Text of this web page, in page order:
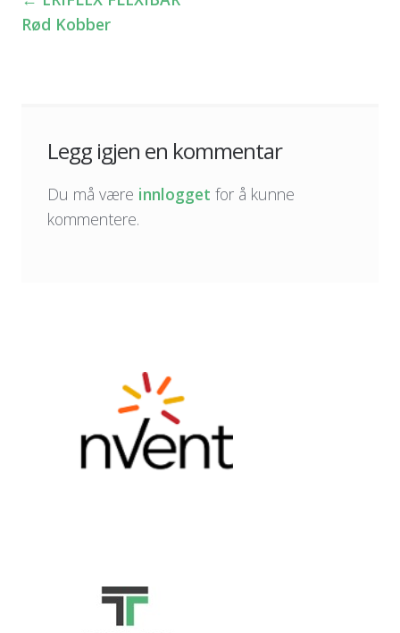
Rød Kobber
Legg igjen en kommentar
Du må være innlogget for å kunne
kommentere.